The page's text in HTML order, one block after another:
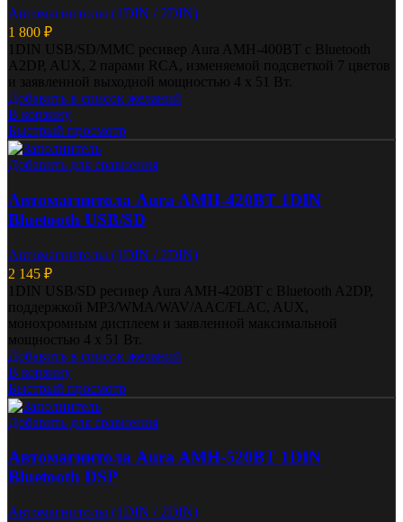
Автомагнитолы (1DIN / 2DIN)
1 800 ₽
1DIN USB/SD/MMC ресивер Aura AMH-400BT с Bluetooth
A2DP, AUX, 2 парами RCA, изменяемой подсветкой 7 цветов
и заявленной выходной мощностью 4 x 51 Вт.
Добавить в список желаний
В корзину
Быстрый просмотр
Добавить для сравнения
Автомагнитола Aura AMH-420BT 1DIN
Bluetooth USB/SD
Автомагнитолы (1DIN / 2DIN)
2 145 ₽
1DIN USB/SD ресивер Aura AMH-420BT с Bluetooth A2DP,
поддержкой MP3/WMA/WAV/AAC/FLAC, AUX,
монохромным дисплеем и заявленной максимальной
мощностью 4 x 51 Вт.
Добавить в список желаний
В корзину
Быстрый просмотр
Добавить для сравнения
Автомагнитола Aura AMH-520BT 1DIN
Bluetooth DSP
Автомагнитолы (1DIN / 2DIN)